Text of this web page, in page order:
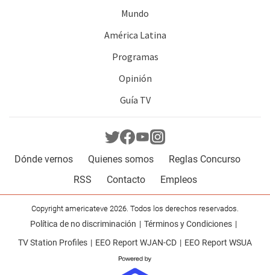
Mundo
América Latina
Programas
Opinión
Guía TV
Dónde vernos Quienes somos
Reglas Concurso
RSS
Contacto Empleos
Copyright americateve 2026. Todos los derechos reservados.
Política de no discriminación
Términos y Condiciones
TV Station Profiles
EEO Report WJAN-CD EEO Report WSUA